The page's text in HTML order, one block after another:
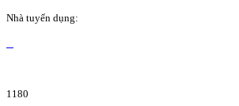
Nhà tuyển dụng:
1180